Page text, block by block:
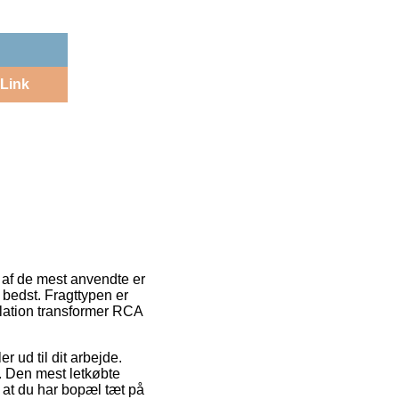
Link
de mest anvendte er
Fragttypen er
transformer RCA
ud til dit arbejde.
Den mest letkøbte
at du har bopæl tæt på